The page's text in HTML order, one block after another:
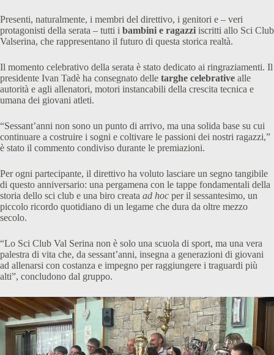
Presenti, naturalmente, i membri del direttivo, i genitori e – veri
protagonisti della serata – tutti i bambini e ragazzi iscritti allo Sci Club
Valserina, che rappresentano il futuro di questa storica realtà.
Il momento celebrativo della serata è stato dedicato ai ringraziamenti. Il
presidente Ivan Tadè ha consegnato delle targhe celebrative alle
autorità e agli allenatori, motori instancabili della crescita tecnica e
umana dei giovani atleti.
“Sessant’anni non sono un punto di arrivo, ma una solida base su cui
continuare a costruire i sogni e coltivare le passioni dei nostri ragazzi,”
è stato il commento condiviso durante le premiazioni.
Per ogni partecipante, il direttivo ha voluto lasciare un segno tangibile
di questo anniversario: una pergamena con le tappe fondamentali della
storia dello sci club e una biro creata ad hoc per il sessantesimo, un
piccolo ricordo quotidiano di un legame che dura da oltre mezzo
secolo.
“Lo Sci Club Val Serina non è solo una scuola di sport, ma una vera
palestra di vita che, da sessant’anni, insegna a generazioni di giovani
ad allenarsi con costanza e impegno per raggiungere i traguardi più
alti”, concludono dal gruppo.